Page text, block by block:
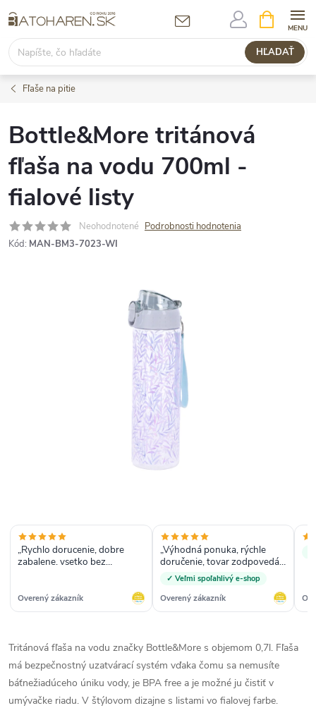
na
obsah
HĽADAŤ
KOŠÍK
Fľaše na pitie
Bottle&More tritánová
fľaša na vodu 700ml -
fialové listy
Neohodnotené Podrobnosti hodnotenia
Kód: MAN-BM3-7023-WI
„Rychlo dorucenie, dobre
zabalene. vsetko bez
Overený zákazník
„Výhodná ponuka, rýchle
doručenie, tovar zodpovedá
ponuke.“
✓ Veľmi spoľahlivý e-shop
Overený zákazník
Tritánová fľaša na vodu značky Bottle&More s objemom 0,7l. Fľaša
má bezpečnostný uzatvárací systém vďaka čomu sa nemusíte
báťnežiadúceho úniku vody, je BPA free a je možné ju čistiť v
umývačke riadu. V štýlovom dizajne s listami vo fialovej farbe.